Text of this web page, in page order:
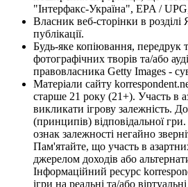
"Інтерфакс-Україна", EPA /
Власник веб-сторінки в
публікації.
Будь-яке копіювання, передрук
фотографічних творів та/або
правовласника Getty Images -
Матеріали сайту
старше 21 року (21+). Участь в
викликати ігрову залежність.
(принципів) відповідальної
ознак залежності негайно
Пам'ятайте, що участь в
джерелом доходів або
Інформаційний ресурс
ігри на реальні та/або